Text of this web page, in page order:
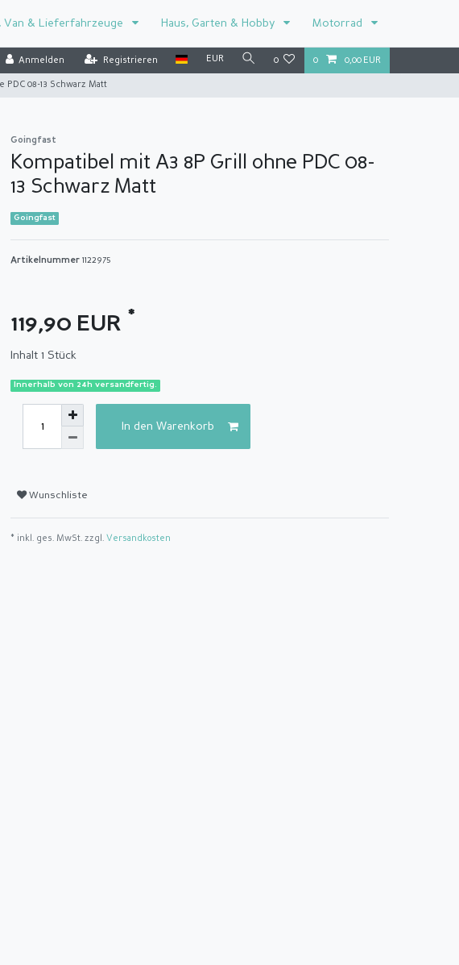
Van & Lieferfahrzeuge Haus, Garten & Hobby Motorrad
Anmelden Registrieren EUR 0 0 0,00 EUR
08-13 Schwarz Matt
Goingfast
Kompatibel mit A3 8P Grill ohne PDC 08-
13 Schwarz Matt
Goingfast
Artikelnummer 1122975
119,90 EUR *
Inhalt 1 Stück
Innerhalb von 24h versandfertig.
In den Warenkorb
Wunschliste
* inkl. ges. MwSt. zzgl. Versandkosten